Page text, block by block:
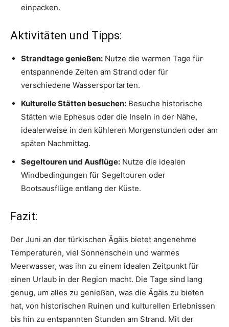
einpacken.
Aktivitäten und Tipps:
Strandtage genießen: Nutze die warmen Tage für
entspannende Zeiten am Strand oder für
verschiedene Wassersportarten.
Kulturelle Stätten besuchen: Besuche historische
Stätten wie Ephesus oder die Inseln in der Nähe,
idealerweise in den kühleren Morgenstunden oder am
späten Nachmittag.
Segeltouren und Ausflüge: Nutze die idealen
Windbedingungen für Segeltouren oder
Bootsausflüge entlang der Küste.
Fazit:
Der Juni an der türkischen Ägäis bietet angenehme
Temperaturen, viel Sonnenschein und warmes
Meerwasser, was ihn zu einem idealen Zeitpunkt für
einen Urlaub in der Region macht. Die Tage sind lang
genug, um alles zu genießen, was die Ägäis zu bieten
hat, von historischen Ruinen und kulturellen Erlebnissen
bis hin zu entspannten Stunden am Strand. Mit der